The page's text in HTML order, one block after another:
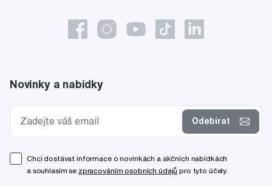
Novinky a nabídky
Odebírat
Chci dostávat informace o novinkách a akčních nabídkách
a souhlasím se zpracováním osobních údajů pro tyto účely.